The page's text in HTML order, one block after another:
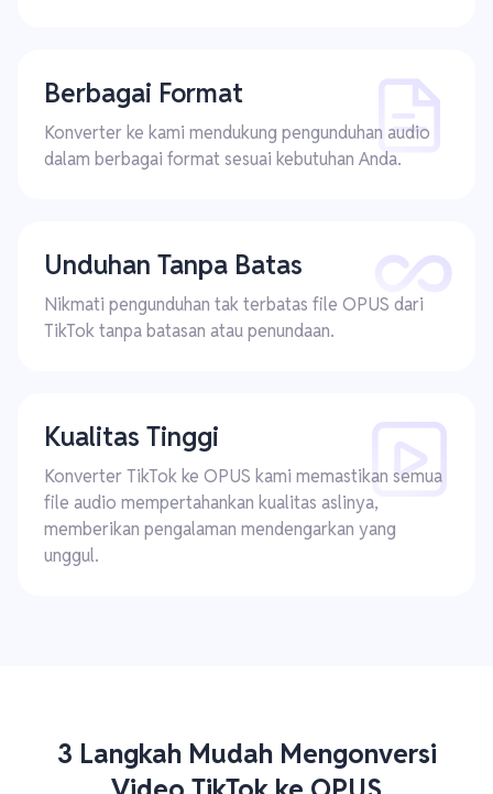
Berbagai Format
Konverter ke kami mendukung pengunduhan audio
dalam berbagai format sesuai kebutuhan Anda.
Unduhan Tanpa Batas
Nikmati pengunduhan tak terbatas file OPUS dari
TikTok tanpa batasan atau penundaan.
Kualitas Tinggi
Konverter TikTok ke OPUS kami memastikan semua
file audio mempertahankan kualitas aslinya,
memberikan pengalaman mendengarkan yang
unggul.
3 Langkah Mudah Mengonversi